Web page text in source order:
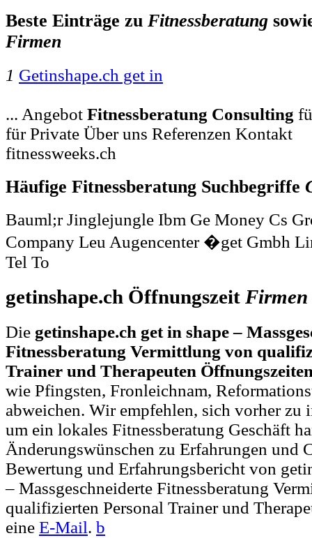
Beste Einträge zu Fitnessberatung
Firmen
1 Getinshape.ch get in
... Angebot Fitnessberatung Consulting
für Private Über uns Referenzen Kontakt
fitnessweeks.ch
Häufige Fitnessberatung Suchbegriffe
Bauml;r Jinglejungle Ibm Ge Money Cs
Company Leu Augencenter �get Gmbh
Tel To
getinshape.ch Öffnungszeit Firmen
Die getinshape.ch get in shape –
Fitnessberatung Vermittlung von
Trainer und Therapeuten
wie Pfingsten, Fronleichnam,
abweichen. Wir empfehlen, sich vorher zu
um ein lokales Fitnessberatung Geschäft
Änderungswünschen zu Erfahrungen und
Bewertung und Erfahrungsbericht von
– Massgeschneiderte Fitnessberatung
qualifizierten Personal Trainer und
eine E-Mail. b